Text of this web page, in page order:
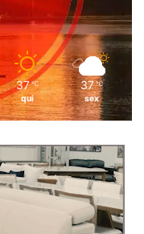
37 ℃
qui
37 ℃
sex